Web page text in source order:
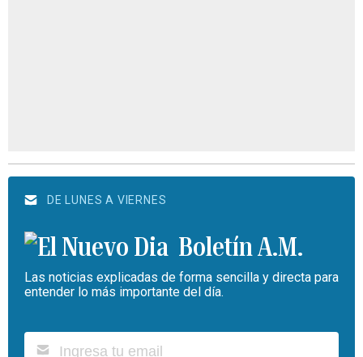
DE LUNES A VIERNES
Boletín A.M.
Las noticias explicadas de forma sencilla y directa para
entender lo más importante del día.